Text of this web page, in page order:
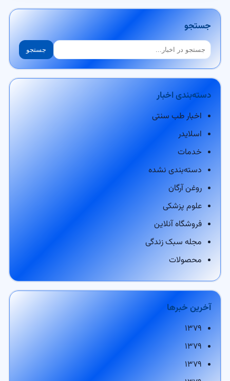
جستجو
جستجو جستجو
دسته‌بندی اخبار
اخبار طب سنتی
اسلایدر
خدمات
دسته‌بندی نشده
روغن آرگان
علوم پزشکی
فروشگاه آنلاین
مجله سبک زندگی
محصولات
آخرین خبرها
۱۳۷۹
۱۳۷۹
۱۳۷۹